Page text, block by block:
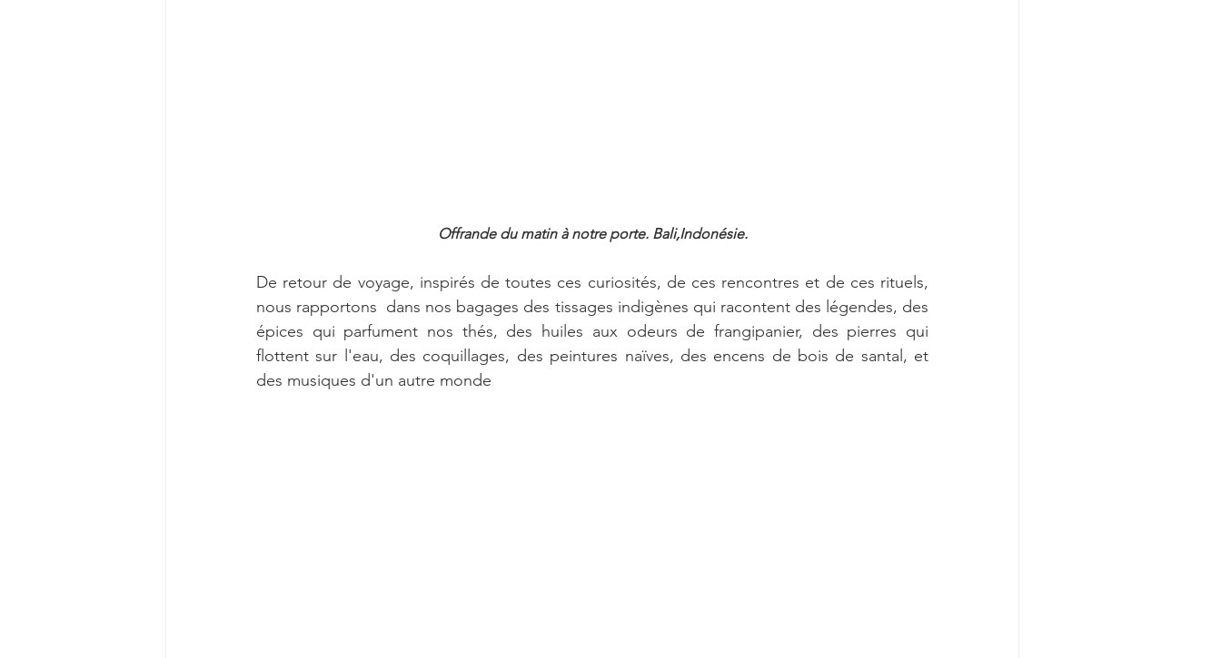
Offrande du matin à notre porte. Bali,Indonésie.
De retour de voyage, inspirés de toutes ces curiosités, de ces rencontres et de ces rituels,
nous rapportons  dans nos bagages des tissages indigènes qui racontent des légendes, des
épices qui parfument nos thés, des huiles aux odeurs de frangipanier, des pierres qui
flottent sur l'eau, des coquillages, des peintures naïves, des encens de bois de santal, et
des musiques d'un autre monde